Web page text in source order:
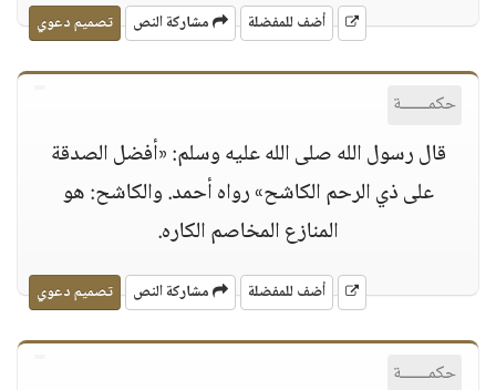
أضف للمفضلة مشاركة النص تصميم دعوي
حكمــــــة
قال رسول الله صلى الله عليه وسلم: «أفضل الصدقة
على ذي الرحم الكاشح» رواه أحمد. والكاشح: هو
المنازع المخاصم الكاره.
أضف للمفضلة مشاركة النص تصميم دعوي
حكمــــــة